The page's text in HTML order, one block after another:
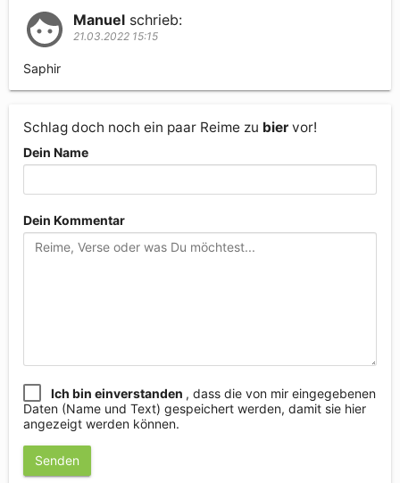
Manuel schrieb:
21.03.2022 15:15
Schlag doch noch ein paar Reime zu bier vor!
Dein Name
Dein Kommentar
Ich bin einverstanden , dass die von mir eingegebenen
Daten (Name und Text) gespeichert werden, damit sie hier
angezeigt werden können.
Senden